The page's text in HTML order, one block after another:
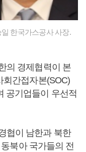
한국가스공사 사장.
의 경제협력이 본
회간접자본(SOC)
공기업들이 우선적
협이 남한과 북한
북아 국가들의 전